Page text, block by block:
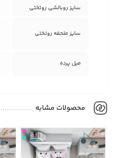
سایز روبالشی روتختی
سایز ملحفه روتختی
میل پرده
محصولات مشابه